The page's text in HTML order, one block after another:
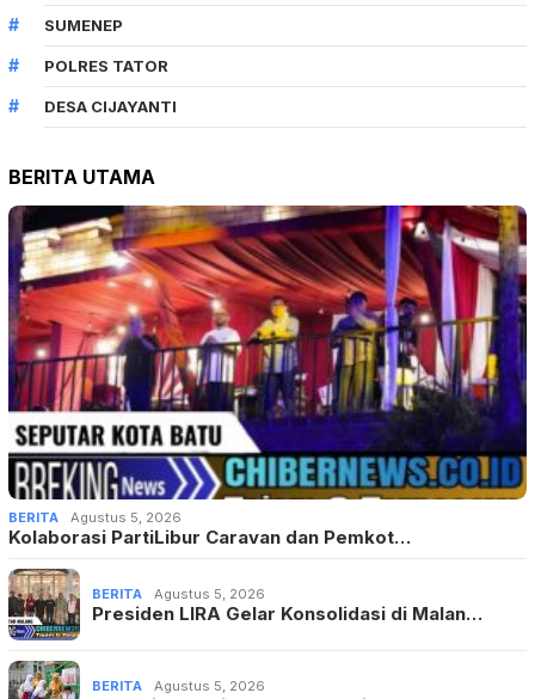
SUMENEP
POLRES TATOR
DESA CIJAYANTI
BERITA UTAMA
BERITA Agustus 5, 2026
Kolaborasi PartiLibur Caravan dan Pemkot…
BERITA Agustus 5, 2026
Presiden LIRA Gelar Konsolidasi di Malan…
BERITA Agustus 5, 2026